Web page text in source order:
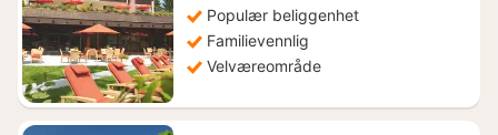
kr.
Populær beliggenhet
Familievennlig
Velværeområde